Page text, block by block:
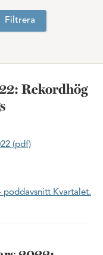
Filtrera
Rekordhög
(pdf)
poddavsnitt Kvartalet.